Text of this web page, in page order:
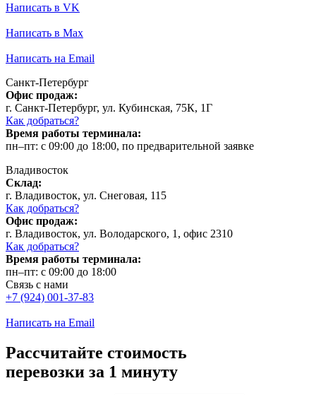
Написать в VK
Написать в Max
Написать на Email
Санкт-Петербург
Офис продаж:
г. Санкт-Петербург, ул. Кубинская, 75К, 1Г
Как добраться?
Время работы терминала:
пн–пт: с 09:00 до 18:00, по предварительной заявке
Владивосток
Склад:
г. Владивосток, ул. Снеговая, 115
Как добраться?
Офис продаж:
г. Владивосток, ул. Володарского, 1, офис 2310
Как добраться?
Время работы терминала:
пн–пт: с 09:00 до 18:00
Связь с нами
+7 (924) 001-37-83
Написать на Email
Рассчитайте стоимость
перевозки за 1 минуту